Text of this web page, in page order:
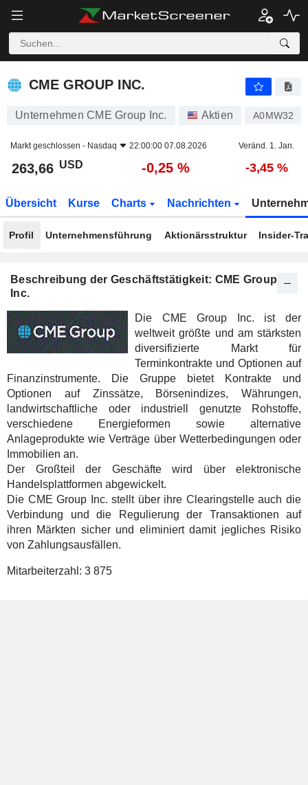
CME GROUP INC.
CME GROUP INC.
Unternehmen CME Group Inc. Aktien A0MW32
Markt geschlossen - Nasdaq 22:00:00 07.08.2026 Veränd. 1. Jan.
263,66 USD -0,25 % -3,45 %
Übersicht Kurse Charts Nachrichten
Profil Unternehmensführung Aktionärsstruktur Insider-
Beschreibung der Geschäftstätigkeit: CME Group
Inc.
Die CME Group Inc. ist der
weltweit größte und am stärksten
diversifizierte Markt für
Terminkontrakte und Optionen auf
Finanzinstrumente. Die Gruppe bietet Kontrakte und
Optionen auf Zinssätze, Börsenindizes, Währungen,
landwirtschaftliche oder industriell genutzte Rohstoffe,
verschiedene Energieformen sowie alternative
Anlageprodukte wie Verträge über Wetterbedingungen oder
Immobilien an.
Der Großteil der Geschäfte wird über elektronische
Handelsplattformen abgewickelt.
Die CME Group Inc. stellt über ihre Clearingstelle auch die
Verbindung und die Regulierung der Transaktionen auf
ihren Märkten sicher und eliminiert damit jegliches Risiko
von Zahlungsausfällen.
Mitarbeiterzahl: 3 875